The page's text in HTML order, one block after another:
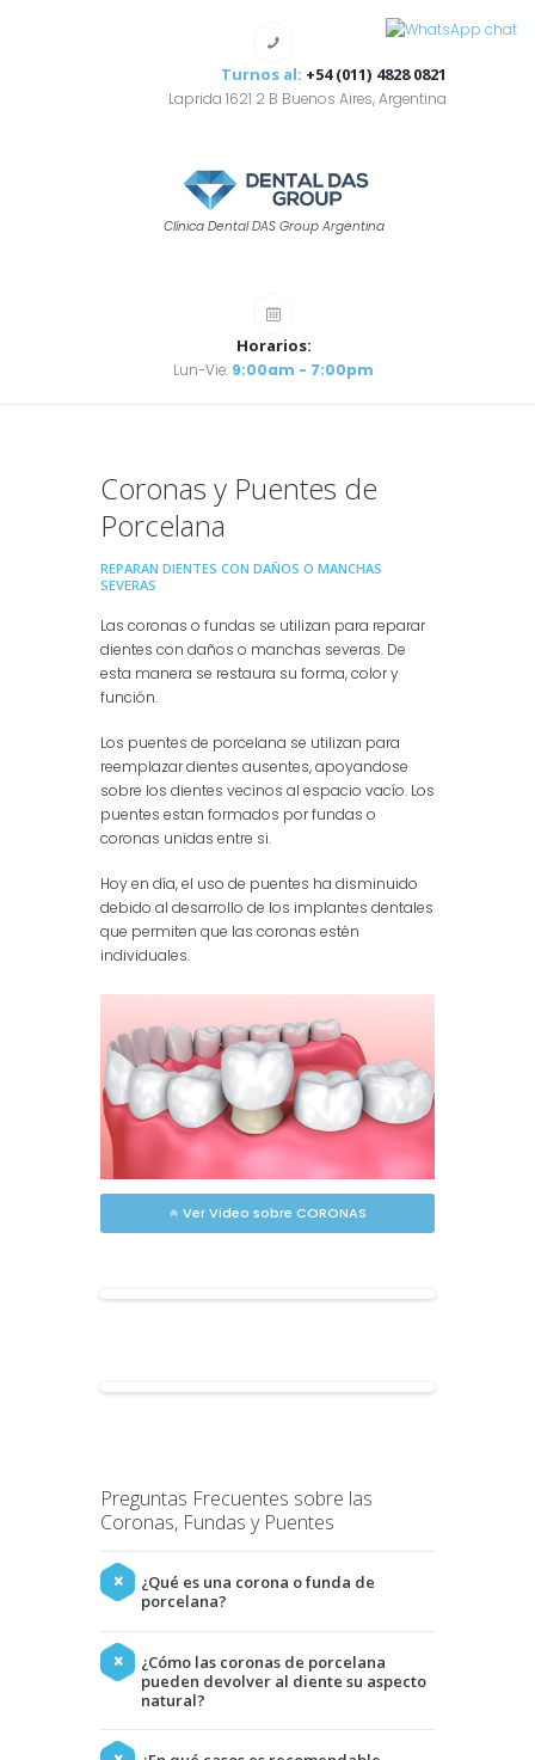
Turnos al: +54 (011) 4828 0821
Laprida 1621 2 B Buenos Aires, Argentina
Clínica Dental DAS Group Argentina
Horarios:
Lun-Vie: 9:00am - 7:00pm
Coronas y Puentes de
Porcelana
REPARAN DIENTES CON DAÑOS O MANCHAS
SEVERAS
Las coronas o fundas se utilizan para reparar
dientes con daños o manchas severas. De
esta manera se restaura su forma, color y
función.
Los puentes de porcelana se utilizan para
reemplazar dientes ausentes, apoyandose
sobre los dientes vecinos al espacio vacío. Los
puentes estan formados por fundas o
coronas unidas entre si.
Hoy en día, el uso de puentes ha disminuido
debido al desarrollo de los implantes dentales
que permiten que las coronas estén
individuales.
Ver Video sobre CORONAS
Preguntas Frecuentes sobre las
Coronas, Fundas y Puentes
¿Qué es una corona o funda de
porcelana?
¿Cómo las coronas de porcelana
pueden devolver al diente su aspecto
natural?